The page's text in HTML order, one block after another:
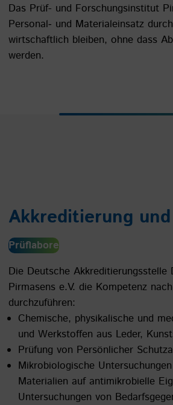
Das Prüf- und Forschungsinstitut
Personal‐ und Materialeinsatz
wirtschaftlich bleiben, ohne dass
werden.
Akkreditierung
Prüflabore
Die Deutsche
Pirmasens e.V. die Kompetenz nach
durchzuführen:
Chemische, physikalische und
und Werkstoffen aus Leder,
Prüfung von Persönlicher
Mikrobiologische
Materialien auf antimikrobielle
Untersuchungen von